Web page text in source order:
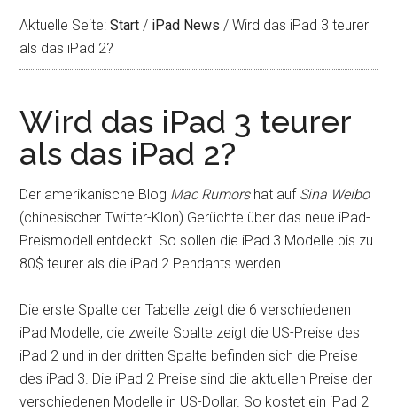
Aktuelle Seite:Start / iPad News / Wird das iPad 3 teurer
als das iPad 2?
Wird das iPad 3 teurer
als das iPad 2?
Der amerikanische Blog Mac Rumorshat auf Sina Weibo
(chinesischer Twitter-Klon) Gerüchte über das neue iPad-
Preismodell entdeckt. So sollen die iPad 3 Modelle bis zu
80$ teurer als die iPad 2 Pendants werden.
Die erste Spalte der Tabelle zeigt die 6 verschiedenen
iPad Modelle, die zweite Spalte zeigt die US-Preise des
iPad 2 und in der dritten Spalte befinden sich die Preise
des iPad 3. Die iPad 2 Preise sind die aktuellen Preise der
verschiedenen Modelle in US-Dollar. So kostet ein iPad 2